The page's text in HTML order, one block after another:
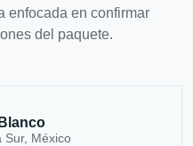
enfocada en confirmar
del paquete.
Sur, México